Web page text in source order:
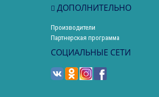
ДОПОЛНИТЕЛЬНО
Производители
Партнерская программа
СОЦИАЛЬНЫЕ СЕТИ